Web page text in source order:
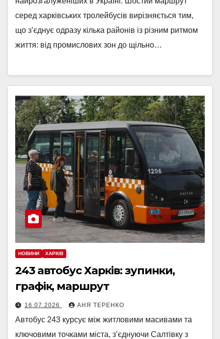
серед харківських тролейбусів вирізняється тим,
що з’єднує одразу кілька районів із різним ритмом
життя: від промислових зон до щільно…
НОВИНИ ХАРКІВ
243 автобус Харків: зупинки,
графік, маршрут
16.07.2026 АНЯ ТЕРЕНКО
Автобус 243 курсує між житловими масивами та
ключовими точками міста, з’єднуючи Салтівку з